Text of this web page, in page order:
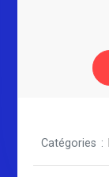
Catégories :